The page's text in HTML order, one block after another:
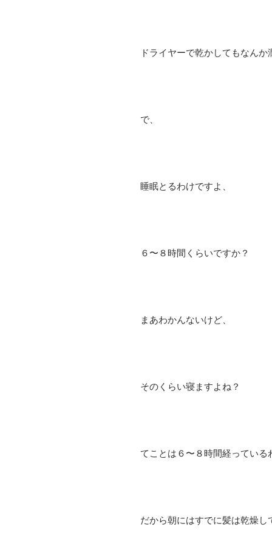
ドライヤーで乾かしてもなんか
で、
睡眠とるわけですよ、
６〜８時間くらいですか？
まあわかんないけど、
そのくらい寝ますよね？
てことは６〜８時間経っている
だから朝にはすでに髪は乾燥し